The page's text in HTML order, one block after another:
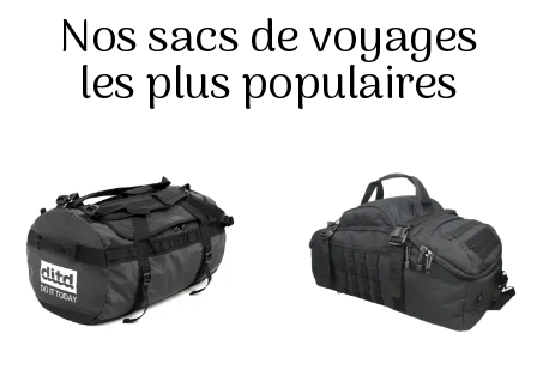
Nos sacs de voyages
les plus populaires